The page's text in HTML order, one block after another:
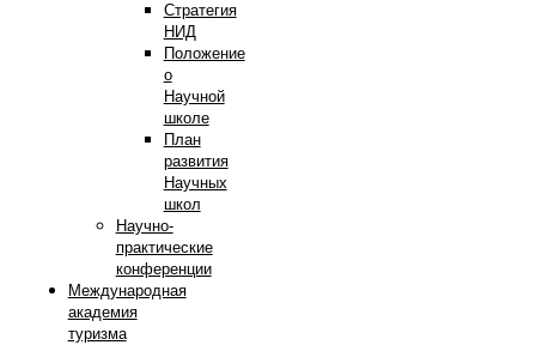
Стратегия
НИД
Положение
о
Научной
школе
План
развития
Научных
школ
Научно-
практические
конференции
Международная
академия
туризма